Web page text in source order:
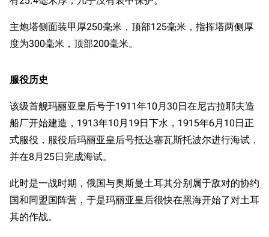
主炮塔侧面装甲厚250毫米，顶部125毫米，指挥塔两侧厚
度为300毫米，顶部200毫米。
服役历史
该级首舰玛丽亚皇后号于1911年10月30日在尼古拉耶夫造
船厂开始建造，1913年10月19日下水，1915年6月10日正
式服役，服役后玛丽亚皇后号抵达塞瓦斯托波尔进行海试，
并在8月25日完成海试。
此时是一战时期，俄国与奥斯曼土耳其分别属于敌对的协约
国和同盟国阵营，于是玛丽亚皇后很快在黑海开始了对土耳
其的作战。